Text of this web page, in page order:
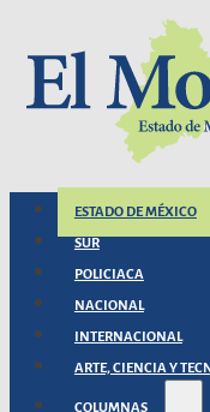
ESTADO DE MÉXICO
SUR
POLICIACA
NACIONAL
INTERNACIONAL
ARTE, CIENCIA Y
COLUMNAS